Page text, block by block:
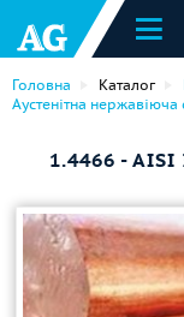
Головна Каталог
Аустенітна нержавіюча
1.4466 -